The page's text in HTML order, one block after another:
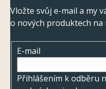
Vložte svůj e-mail a my
o nových produktech na
E-mail
Přihlášením k odběru